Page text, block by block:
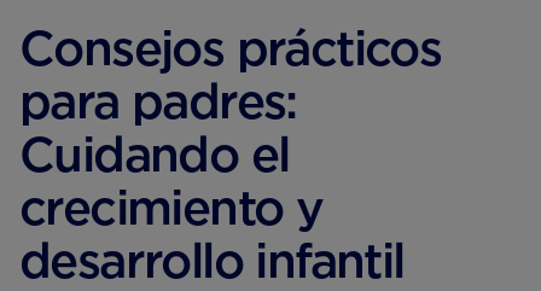
Consejos prácticos
para padres:
Cuidando el
crecimiento y
desarrollo infantil